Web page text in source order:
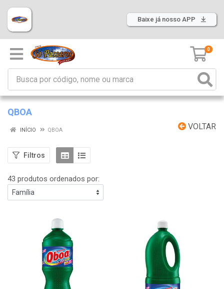
Baixe já nosso APP
0
QBOA
VOLTAR
INÍCIO QBOA
Filtros
43 produtos ordenados por: